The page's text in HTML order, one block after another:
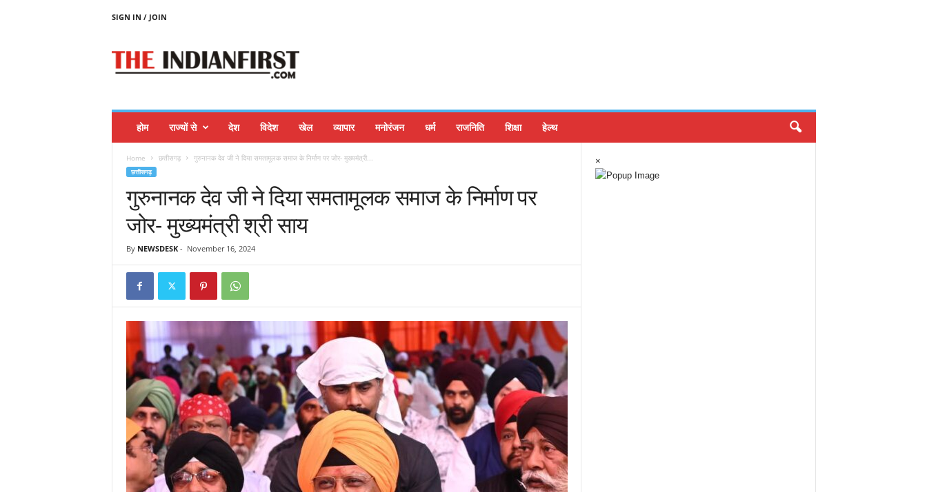
SIGN IN / JOIN
होम राज्यों से देश विदेश खेल व्यापार मनोरंजन धर्म राजनिति शिक्षा हेल्थ
Home छत्तीसगढ़ गुरुनानक देव जी ने दिया समतामूलक समाज के निर्माण पर जोर- मुख्यमंत्री...
छत्तीसगढ़
गुरुनानक देव जी ने दिया समतामूलक समाज के निर्माण पर
जोर- मुख्यमंत्री श्री साय
By NEWSDESK- November 16, 2024
×